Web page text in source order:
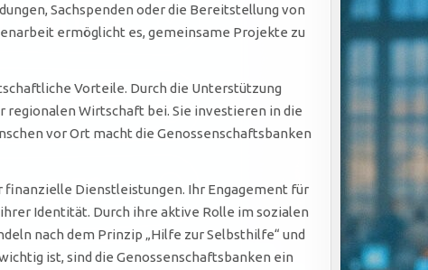
Sachspenden oder die Bereitstellung von
ermöglicht es, gemeinsame Projekte zu
Vorteile. Durch die Unterstützung
regionalen Wirtschaft bei. Sie investieren in die
vor Ort macht die Genossenschaftsbanken
finanzielle Dienstleistungen. Ihr Engagement für
Identität. Durch ihre aktive Rolle im sozialen
nach dem Prinzip „Hilfe zur Selbsthilfe“ und
ist, sind die Genossenschaftsbanken ein